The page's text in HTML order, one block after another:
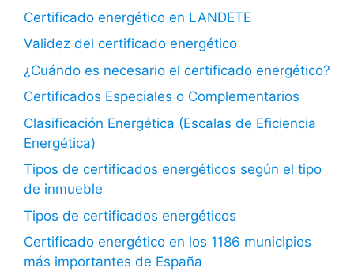
Certificado energético en LANDETE
Validez del certificado energético
¿Cuándo es necesario el certificado energético?
Certificados Especiales o Complementarios
Clasificación Energética (Escalas de Eficiencia
Energética)
Tipos de certificados energéticos según el tipo
de inmueble
Tipos de certificados energéticos
Certificado energético en los 1186 municipios
más importantes de España